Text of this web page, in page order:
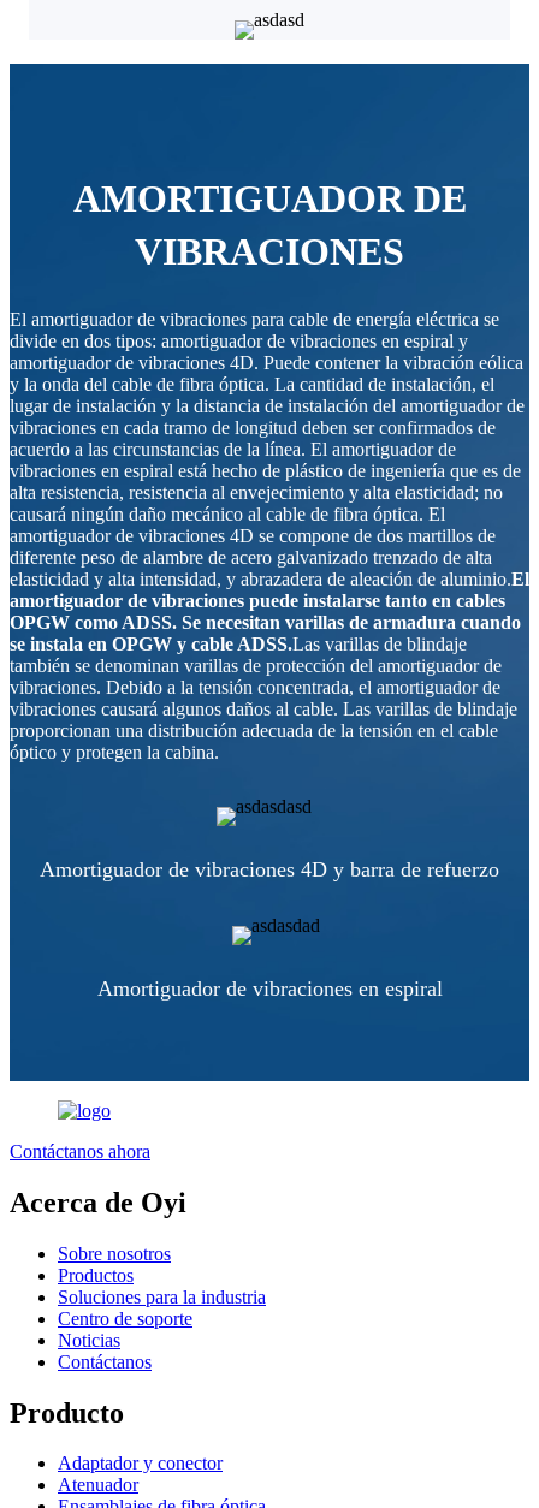
AMORTIGUADOR DE
VIBRACIONES
El amortiguador de vibraciones para cable de energía eléctrica se
divide en dos tipos: amortiguador de vibraciones en espiral y
amortiguador de vibraciones 4D. Puede contener la vibración eólica
y la onda del cable de fibra óptica. La cantidad de instalación, el
lugar de instalación y la distancia de instalación del amortiguador de
vibraciones en cada tramo de longitud deben ser confirmados de
acuerdo a las circunstancias de la línea. El amortiguador de
vibraciones en espiral está hecho de plástico de ingeniería que es de
alta resistencia, resistencia al envejecimiento y alta elasticidad; no
causará ningún daño mecánico al cable de fibra óptica. El
amortiguador de vibraciones 4D se compone de dos martillos de
diferente peso de alambre de acero galvanizado trenzado de alta
elasticidad y alta intensidad, y abrazadera de aleación de aluminio.El
amortiguador de vibraciones puede instalarse tanto en cables
OPGW como ADSS. Se necesitan varillas de armadura cuando
se instala en OPGW y cable ADSS.Las varillas de blindaje
también se denominan varillas de protección del amortiguador de
vibraciones. Debido a la tensión concentrada, el amortiguador de
vibraciones causará algunos daños al cable. Las varillas de blindaje
proporcionan una distribución adecuada de la tensión en el cable
óptico y protegen la cabina.
Amortiguador de vibraciones 4D y barra de refuerzo
Amortiguador de vibraciones en espiral
Contáctanos ahora
Acerca de Oyi
Sobre nosotros
Productos
Soluciones para la industria
Centro de soporte
Noticias
Contáctanos
Producto
Adaptador y conector
Atenuador